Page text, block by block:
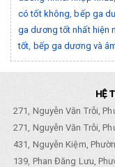
có tốt không bếp ga
ga dương tốt nhất hiện
tốt bếp ga dương và
HỆ
271, Nguyễn Văn Trỗi,
271, Nguyễn Văn Trỗi,
431, Nguyễn Kiệm,
139, Phan Đăng Lưu,